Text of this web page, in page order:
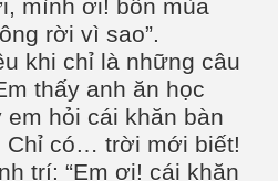
mình ơi! bốn mùa
rời vì sao”.
khi chỉ là những câu
thấy anh ăn học
hỏi cái khăn bàn
Chỉ có… trời mới biết!
trí: “Em ơi! cái khăn